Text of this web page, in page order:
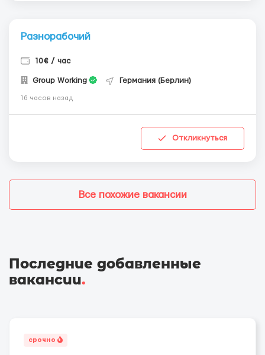
Разнорабочий
10€ / час
Group Working Германия (Берлин)
16 часов назад
Откликнуться
Все похожие вакансии
Последние добавленные
вакансии.
срочно